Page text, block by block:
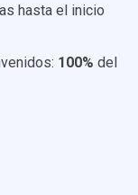
hasta el inicio
100% del